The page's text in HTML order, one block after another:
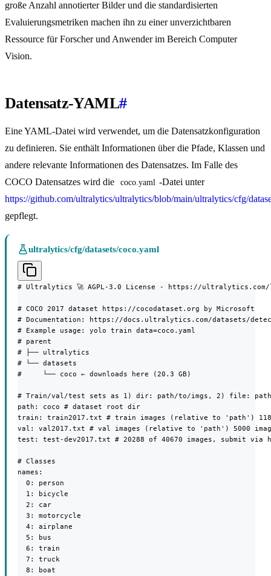
große Anzahl annotierter Bilder und die standardisierten
Evaluierungsmetriken machen ihn zu einer unverzichtbaren
Ressource für Forscher und Anwender im Bereich Computer
Vision.
Datensatz-YAML#
Eine YAML-Datei wird verwendet, um die Datensatzkonfiguration
zu definieren. Sie enthält Informationen über die Pfade, Klassen und
andere relevante Informationen des Datensatzes. Im Falle des
COCO Datensatzes wird die
coco.yaml -Datei unter
https://github.com/ultralytics/ultralytics/blob/main/ultralytics/cfg/
gepflegt.
ultralytics/cfg/datasets/coco.yaml
# Ultralytics 🚀 AGPL-3.0 License - https://ultralytics.com/
# COCO 2017 dataset https://cocodataset.org by Microsoft
# Documentation: https://docs.ultralytics.com/datasets/
# Example usage: yolo train data=coco.yaml
# parent
# ├── ultralytics
# └── datasets
#     └── coco ← downloads here (20.3 GB)
# Train/val/test sets as 1) dir: path/to/imgs, 2) file:
path: coco # dataset root dir
train: train2017.txt # train images (relative to 'path')
val: val2017.txt # val images (relative to 'path') 5000
test: test-dev2017.txt # 20288 of 40670 images, submit via
# Classes
names:
  0: person
  1: bicycle
  2: car
  3: motorcycle
  4: airplane
  5: bus
  6: train
  7: truck
  8: boat